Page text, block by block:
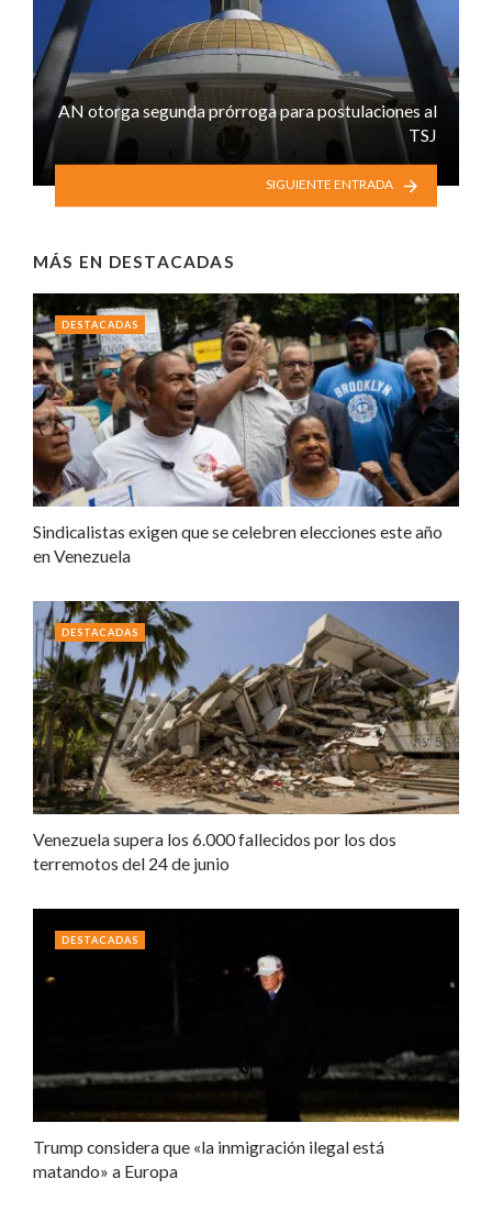
AN otorga segunda prórroga para postulaciones al
TSJ
SIGUIENTE ENTRADA
MÁS EN DESTACADAS
Sindicalistas exigen que se celebren elecciones este año
en Venezuela
DESTACADAS
Venezuela supera los 6.000 fallecidos por los dos
terremotos del 24 de junio
DESTACADAS
Trump considera que «la inmigración ilegal está
matando» a Europa
DESTACADAS